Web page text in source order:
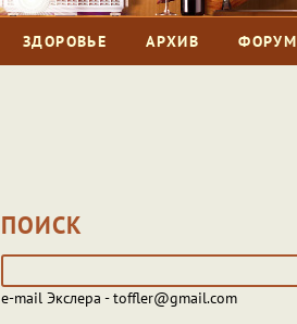
ЗДОРОВЬЕ АРХИВ ФОРУМ
ПОИСК
e-mail Экслера - toffler@gmail.com